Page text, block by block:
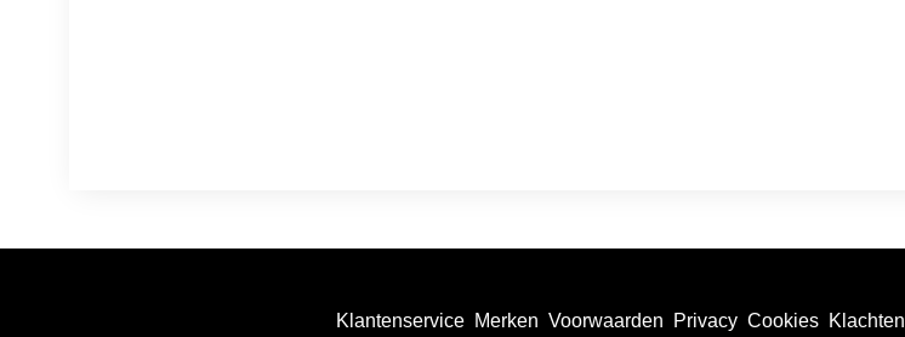
Klantenservice Merken Voorwaarden Privacy Cookies Klachten